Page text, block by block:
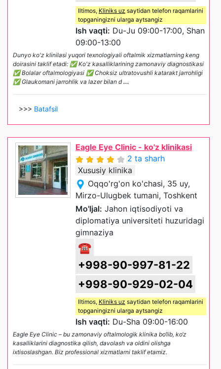
Iltimos, Kliniks uz saytidan telefon raqamlarini
topganingizni ularga aytsangiz
Ish vaqti: Du-Ju 09:00-17:00, Shan
09:00-13:00
Dunyo ko'z klinilasi yuqori texnologiyali oftalmik xizmatlarning keng
doirasini taklif etadi: ✅ Ko'z kasalliklarining zamonaviy diagnostikasi
✅ Bolalar oftalmologiyasi ✅ Choksiz ultratovushli katarakt jarrohligi
✅ Glaukomani jarrohlik va lazer bilan d...
>>> Batafsil
Eagle Eye Clinic - ko'z klinikasi
2 ta sharh
Xususiy klinika
Oqqo'rg'on ko'chasi, 35 uy,
Mirzo-Ulugbek tumani, Toshkent
Mo'ljal: Jahon iqtisodiyoti va
diplomatiya universiteti huzuridagi
gimnaziya
☎
+998-90-997-81-22
+998-90-929-02-04
Iltimos, Kliniks uz saytidan telefon raqamlarini
topganingizni ularga aytsangiz
Ish vaqti: Du-Sha 09:00-16:00
Eagle Eye Clinic – bu zamonaviy oftalmologik klinika bo‘lib, ko‘z
kasalliklarini diagnostika qilish, davolash va oldini olishga
ixtisoslashgan. Biz professional xizmatlarni taklif etamiz.